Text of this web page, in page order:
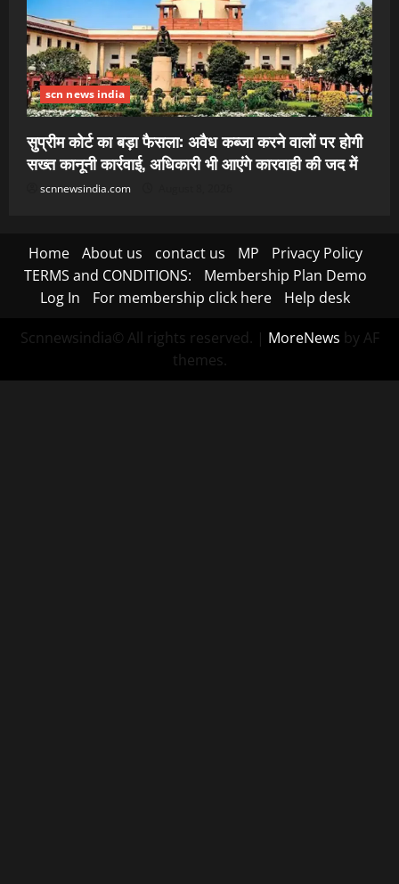
scn news india
सुप्रीम कोर्ट का बड़ा फैसला: अवैध कब्जा करने वालों पर होगी
सख्त कानूनी कार्रवाई, अधिकारी भी आएंगे कारवाही की जद में
scnnewsindia.com
Home About us contact us MP
Privacy Policy
TERMS and CONDITIONS:
Membership Plan Demo
Log In
For membership click here Help desk
Scnnewsindia© All rights reserved. | MoreNews by AF
themes.